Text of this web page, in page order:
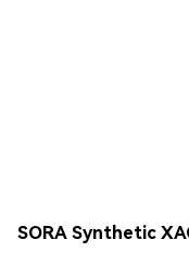
SORA Synthetic